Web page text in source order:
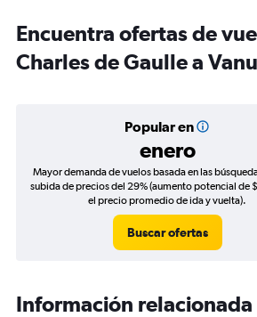
Encuentra ofertas de
Charles de Gaulle a
Popular en
enero
Mayor demanda de vuelos basada en las
subida de precios del 29% (aumento potencial de
el precio promedio de ida y vuelta).
Buscar ofertas
Información